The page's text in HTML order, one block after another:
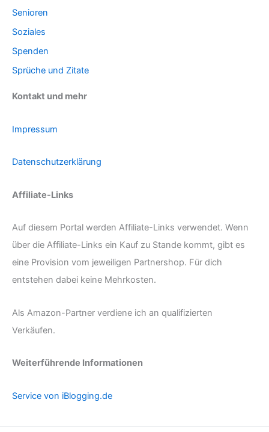
Senioren
Soziales
Spenden
Sprüche und Zitate
Kontakt und mehr
Impressum
Datenschutzerklärung
Affiliate-Links
Auf diesem Portal werden Affiliate-Links verwendet. Wenn
über die Affiliate-Links ein Kauf zu Stande kommt, gibt es
eine Provision vom jeweiligen Partnershop. Für dich
entstehen dabei keine Mehrkosten.
Als Amazon-Partner verdiene ich an qualifizierten
Verkäufen.
Weiterführende Informationen
Service von iBlogging.de